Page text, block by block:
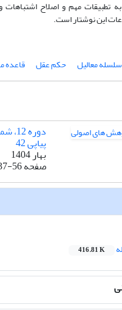
تطبیقات مهم و اصلاح
این نوشتار است.
سلسله معالیل حکم عقل قاعده
پیاپی 42
بهار 1404
صفحه56
416.81 K